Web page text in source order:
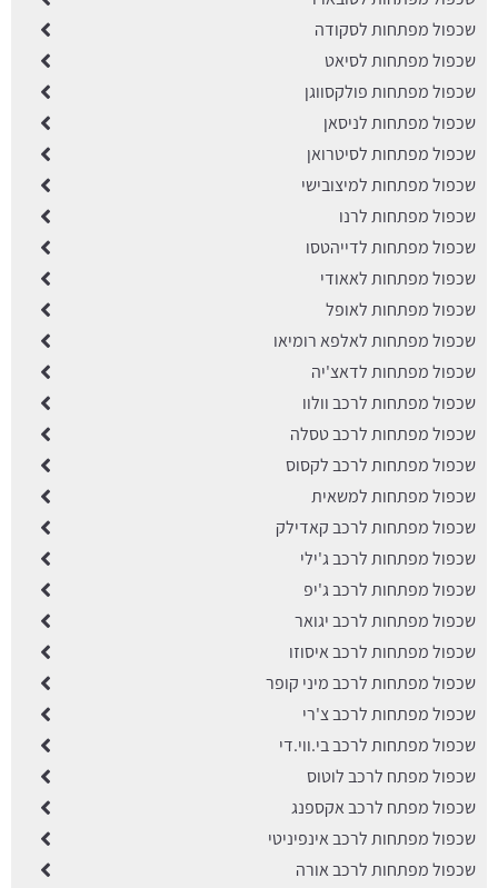
שכפול מפתחות לסקודה
שכפול מפתחות לסיאט
שכפול מפתחות פולקסווגן
שכפול מפתחות לניסאן
שכפול מפתחות לסיטרואן
שכפול מפתחות למיצובישי
שכפול מפתחות לרנו
שכפול מפתחות לדייהטסו
שכפול מפתחות לאאודי
שכפול מפתחות לאופל
שכפול מפתחות לאלפא רומיאו
שכפול מפתחות לדאצ'יה
שכפול מפתחות לרכב וולוו
שכפול מפתחות לרכב טסלה
שכפול מפתחות לרכב לקסוס
שכפול מפתחות למשאית
שכפול מפתחות לרכב קאדילק
שכפול מפתחות לרכב ג'ילי
שכפול מפתחות לרכב ג'יפ
שכפול מפתחות לרכב יגואר
שכפול מפתחות לרכב איסוזו
שכפול מפתחות לרכב מיני קופר
שכפול מפתחות לרכב צ'רי
שכפול מפתחות לרכב בי.ווי.די
שכפול מפתח לרכב לוטוס
שכפול מפתח לרכב אקספנג
שכפול מפתחות לרכב אינפיניטי
שכפול מפתחות לרכב אורה